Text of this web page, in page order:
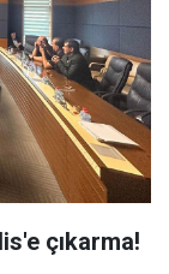
çıkarma!